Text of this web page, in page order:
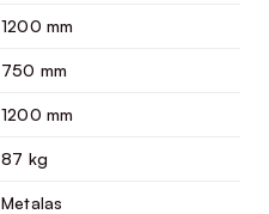
1200 mm
750 mm
1200 mm
87 kg
Metalas